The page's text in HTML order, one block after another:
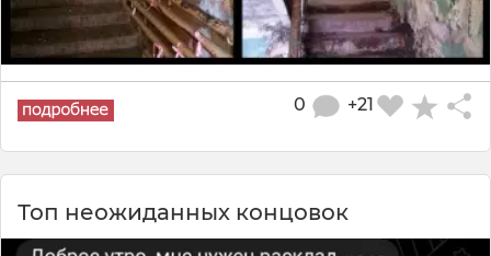
+21
0
Топ неожиданных концовок